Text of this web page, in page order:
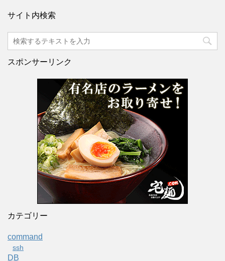
サイト内検索
スポンサーリンク
カテゴリー
command
ssh
DB